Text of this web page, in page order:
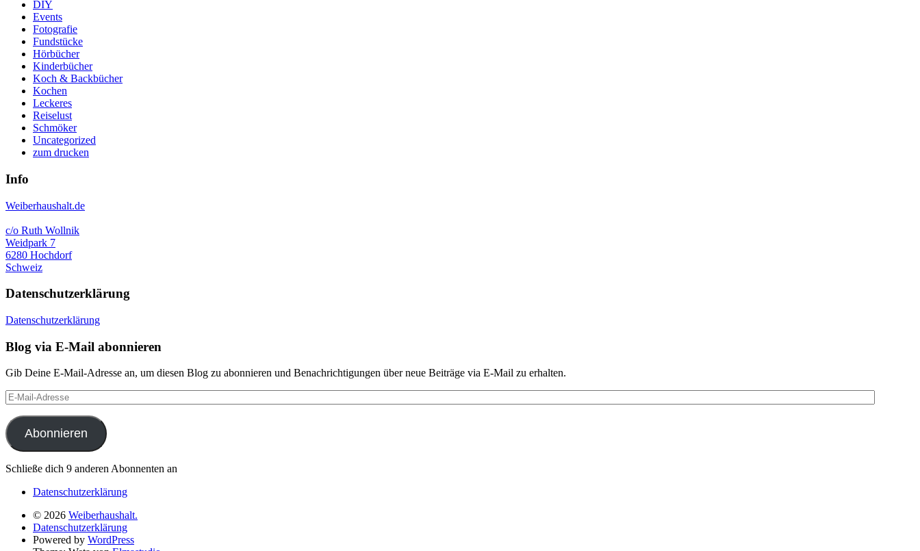
DIY
Events
Fotografie
Fundstücke
Hörbücher
Kinderbücher
Koch & Backbücher
Kochen
Leckeres
Reiselust
Schmöker
Uncategorized
zum drucken
Info
Weiberhaushalt.de
c/o Ruth Wollnik
Weidpark 7
6280 Hochdorf
Schweiz
Datenschutzerklärung
Datenschutzerklärung
Blog via E-Mail abonnieren
Gib Deine E-Mail-Adresse an, um diesen Blog zu abonnieren und Benachrichtigungen über neue Beiträge via E-Mail zu erhalten.
E-
Mail-
Adresse
Abonnieren
Schließe dich 9 anderen Abonnenten an
Datenschutzerklärung
© 2026 Weiberhaushalt.
Datenschutzerklärung
Powered by WordPress